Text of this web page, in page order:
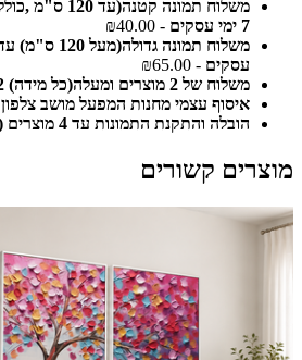
7 ימי עסקים
- ₪40.00
עסקים - ₪65.00
משלוח של 2 מוצרים ומעלה(כל מידה) 5-12 ימי עסקים
איסוף עצמי מחנות המפעל מושב צלפון
הובלה והתקנת התמונות עד 4 מוצרים (לא באילת)
מוצרים קשורים